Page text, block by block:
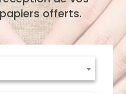
offerts.